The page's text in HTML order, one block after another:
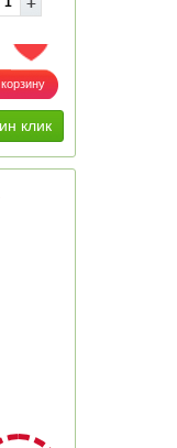
ДОБАВИТЬ В ИЗБРАННОЕ